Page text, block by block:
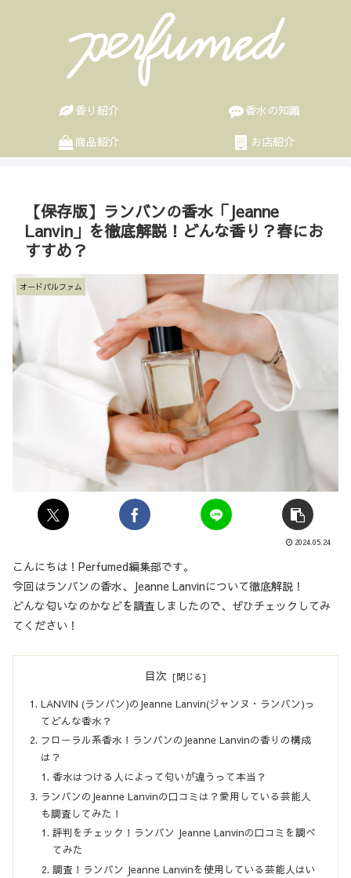
香り紹介
香水の知識
商品紹介
お店紹介
【保存版】ランバンの香水「Jeanne
Lanvin」を徹底解説！どんな香り？春にお
すすめ？
オードパルファム
2024.05.24
こんにちは！Perfumed編集部です。
今回はランバンの香水、Jeanne Lanvinについて徹底解説！
どんな匂いなのかなどを調査しましたので、ぜひチェックしてみ
てください！
目次
LANVIN (ランバン)のJeanne Lanvin(ジャンヌ・ランバン)っ
てどんな香水？
フローラル系香水！ランバンのJeanne Lanvinの香りの構成
は？
香水はつける人によって匂いが違うって本当？
ランバンのJeanne Lanvinの口コミは？愛用している芸能人
も調査してみた！
評判をチェック！ランバン Jeanne Lanvinの口コミを調べ
てみた
調査！ランバン Jeanne Lanvinを使用している芸能人はい